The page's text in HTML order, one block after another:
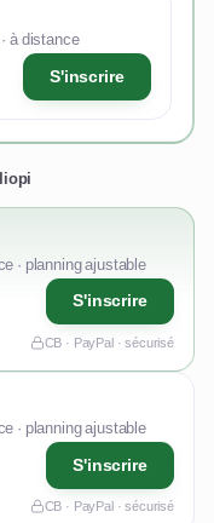
à distance
S'inscrire
· planning ajustable
S'inscrire
CB · PayPal · sécurisé
· planning ajustable
S'inscrire
CB · PayPal · sécurisé